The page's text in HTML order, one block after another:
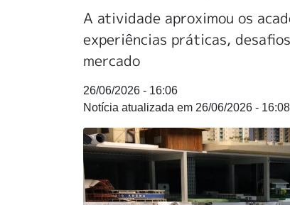
A atividade aproximou os
experiências práticas,
mercado
26/06/2026 - 16:06
26/06/2026 - 16:08